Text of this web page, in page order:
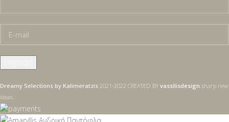
Dreamy Selections by Kalimeratzis 2021-2022 CREATED BY vassilisdesign.sharp new
ideas.